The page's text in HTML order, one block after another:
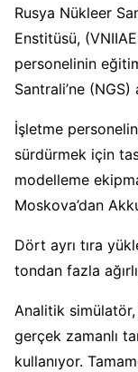
Rusya Nükleer
Enstitüsü,
personelinin
Santrali’ne
İşletme
sürdürmek için
modelleme
Moskova’dan
Dört ayrı tıra
tondan fazla
Analitik
gerçek zamanlı
kullanıyor.